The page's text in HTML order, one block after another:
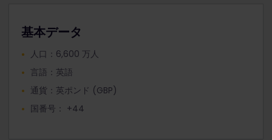
テムズリンク (Thameslink)
トランスペナイン エクスプレス (TransPennine
Express)
トランスポート フォー グレーター マンチェスター
(Transport for Greater Manchester)
トランスポート フォー ウェールズ（Transport for
基本データ
人口：6,600 万人
言語：英語
通貨：英ポンド (GBP)
国番号： +44